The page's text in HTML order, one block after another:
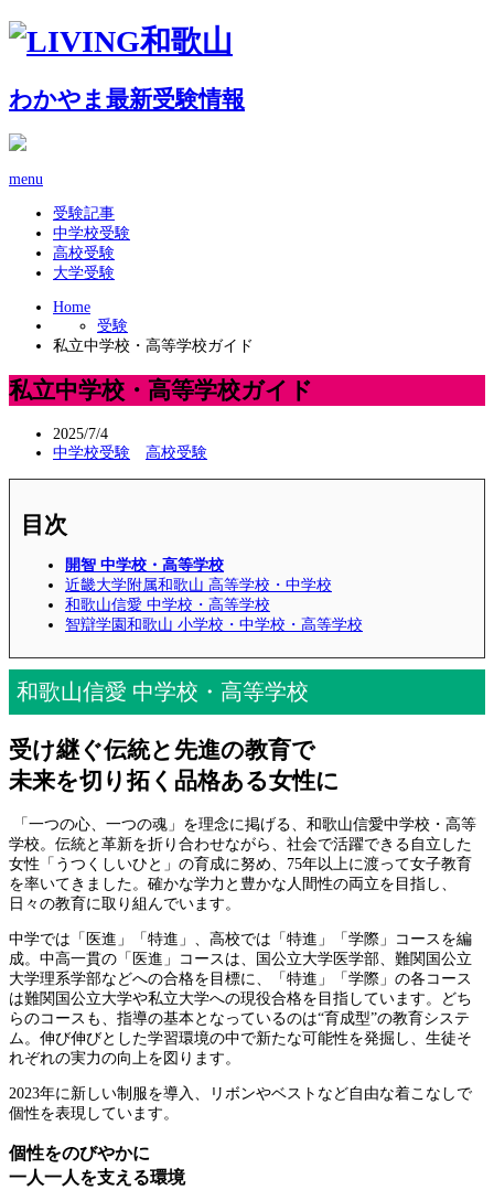
わかやま最新受験情報
menu
受験記事
中学校受験
高校受験
大学受験
Home
受験
私立中学校・高等学校ガイド
私立中学校・高等学校ガイド
2025/7/4
中学校受験
高校受験
目次
開智 中学校・高等学校
近畿大学附属和歌山 高等学校・中学校
和歌山信愛 中学校・高等学校
智辯学園和歌山 小学校・中学校・高等学校
和歌山信愛 中学校・高等学校
受け継ぐ伝統と先進の教育で
未来を切り拓く品格ある女性に
「一つの心、一つの魂」を理念に掲げる、和歌山信愛中学校・高等
学校。伝統と革新を折り合わせながら、社会で活躍できる自立した
女性「うつくしいひと」の育成に努め、75年以上に渡って女子教育
を率いてきました。確かな学力と豊かな人間性の両立を目指し、
日々の教育に取り組んでいます。
中学では「医進」「特進」、高校では「特進」「学際」コースを編
成。中高一貫の「医進」コースは、国公立大学医学部、難関国公立
大学理系学部などへの合格を目標に、「特進」「学際」の各コース
は難関国公立大学や私立大学への現役合格を目指しています。どち
らのコースも、指導の基本となっているのは“育成型”の教育システ
ム。伸び伸びとした学習環境の中で新たな可能性を発掘し、生徒そ
れぞれの実力の向上を図ります。
2023年に新しい制服を導入、リボンやベストなど自由な着こなしで
個性を表現しています。
個性をのびやかに
一人一人を支える環境